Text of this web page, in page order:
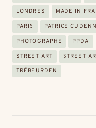
LONDRES MADE IN
PARIS PATRICE
PHOTOGRAPHE PPDA
STREET ART STREET
TRÉBEURDEN